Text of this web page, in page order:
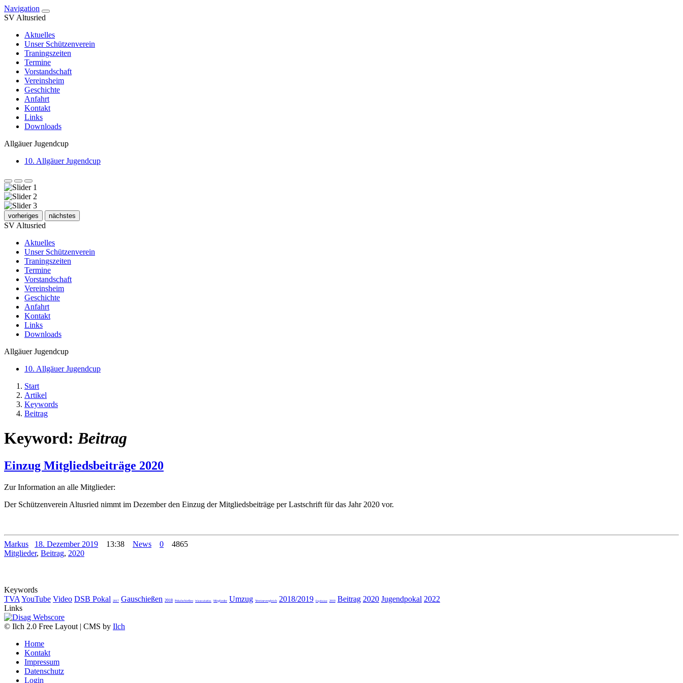
Navigation
SV Altusried
Aktuelles
Unser Schützenverein
Traningszeiten
Termine
Vorstandschaft
Vereinsheim
Geschichte
Anfahrt
Kontakt
Links
Downloads
Allgäuer Jugendcup
10. Allgäuer Jugendcup
vorheriges nächstes
SV Altusried
Aktuelles
Unser Schützenverein
Traningszeiten
Termine
Vorstandschaft
Vereinsheim
Geschichte
Anfahrt
Kontakt
Links
Downloads
Allgäuer Jugendcup
10. Allgäuer Jugendcup
Start
Artikel
Keywords
Beitrag
Keyword:Beitrag
Einzug Mitgliedsbeiträge 2020
Zur Information an alle Mitglieder:
Der Schützenverein Altusried nimmt im Dezember den Einzug der Mitgliedsbeiträge per Lastschrift für das Jahr 2020 vor.
Markus 18. Dezember 2019 13:38 News 0
4865
Mitglieder, Beitrag, 2020
Keywords
TVA YouTube Video DSB Pokal 2017 Gauschießen 2018 Pokalschießen Winterschießen Mitglieder Umzug Vereinevergleich 2018/2019 Ergebnisse 2019 Beitrag 2020 Jugendpokal 2022
Links
© Ilch 2.0 Free Layout | CMS by Ilch
Home
Kontakt
Impressum
Datenschutz
Login